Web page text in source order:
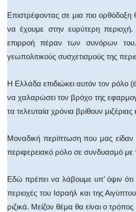
Επιστρέφοντας σε μια πιο
να έχουμε στην ευρύτερη
επιρροή πέραν των συνόρων
γεωπολιτικούς συσχετισμούς της
Η Ελλάδα επιδιώκει αυτόν τον ρόλο
να χαλαρώσει τον βρόχο της
τα τελευταία χρόνια βρίθουν
Μοναδική περίπτωση που μας
περιφερειακό ρόλο σε συνδυασμό
Εδώ πρέπει να λάβουμε υπ’ όψιν
περιοχές του Ισραήλ και της
ριζικά. Μείζον θέμα θα είναι ο